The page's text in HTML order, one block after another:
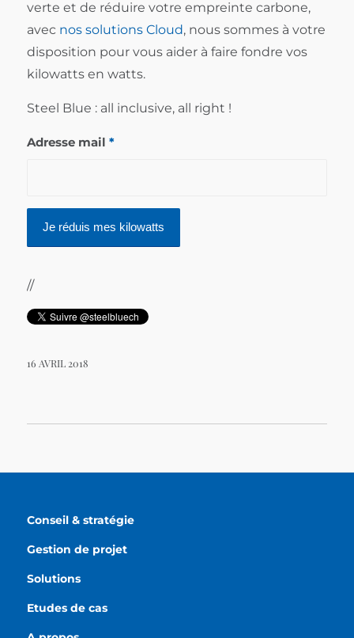
verte et de réduire votre empreinte carbone,
avec nos solutions Cloud, nous sommes à votre
disposition pour vous aider à faire fondre vos
kilowatts en watts.
Steel Blue : all inclusive, all right !
Adresse mail *
//
16 AVRIL 2018
Conseil & stratégie
Gestion de projet
Solutions
Etudes de cas